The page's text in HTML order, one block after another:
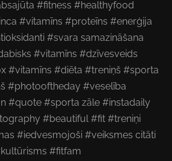
#fitness #healthyfood
#vitamīns #proteīns #enerģija
#svara samazināšana
#vitamīns #dzīvesveids
#vitamīns #diēta #treniņš #sporta
#photooftheday #veselība
#quote #sporta zāle #instadaily
#beautiful #fit #treniņi
#iedvesmojoši #veiksmes citāti
#fitfam